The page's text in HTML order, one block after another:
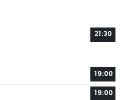
21:30
19:00
19:00